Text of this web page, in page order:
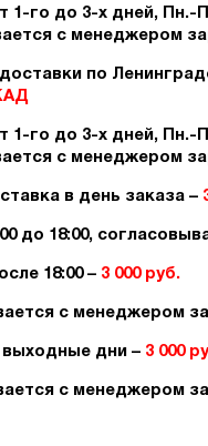
1-го до 3-х дней, Пн.-
с менеджером
по
1-го до 3-х дней, Пн.-
с менеджером
в день заказа –
до 18:00,
18:00 – 3 000 руб.
с менеджером
дни – 3 000
с менеджером